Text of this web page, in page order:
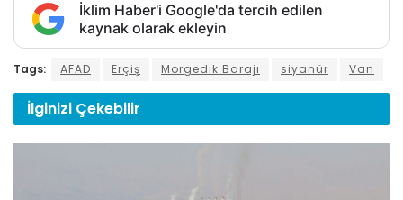
İklim Haber'i Google'da tercih edilen
kaynak olarak ekleyin
Tags: AFAD Erçiş Morgedik Barajı siyanür Van
İlginizi Çekebilir